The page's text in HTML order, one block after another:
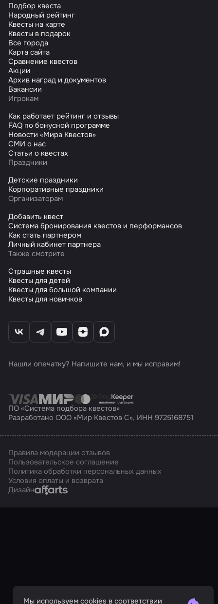
Подбор квеста
Народный рейтинг
Квесты на карте
Квесты в подарок
Все города
Карта сайта
Сравнение квестов
Акции
Архив наград и документов
Вакансии
Игрокам
Как работает рейтинг и отзывы
FAQ по бонусной программе
Новости «Мира Квестов»
СМИ о нас
Статьи о квестах
Праздники
Детские праздники
Корпоративные праздники
Организаторам
Добавить квест
Система бронирования квестов и перформансов
Как стать партнером
Личный кабинет партнера
Также смотрите
Страшные квесты
Квесты для детей
Квесты для большой компании
Квесты для новичков
Нашли опечатку? Напишите нам, и мы исправим!
ПО «Система подбора квестов»
Разработано ООО «Мир Квестов С», ИНН 9725168751
Правила модерации отзывов
Пользовательское соглашение
Политика обработки персональных данных
Условия оплаты и возврата
ДизайнAffarts
Мы используем cookies в соответствии